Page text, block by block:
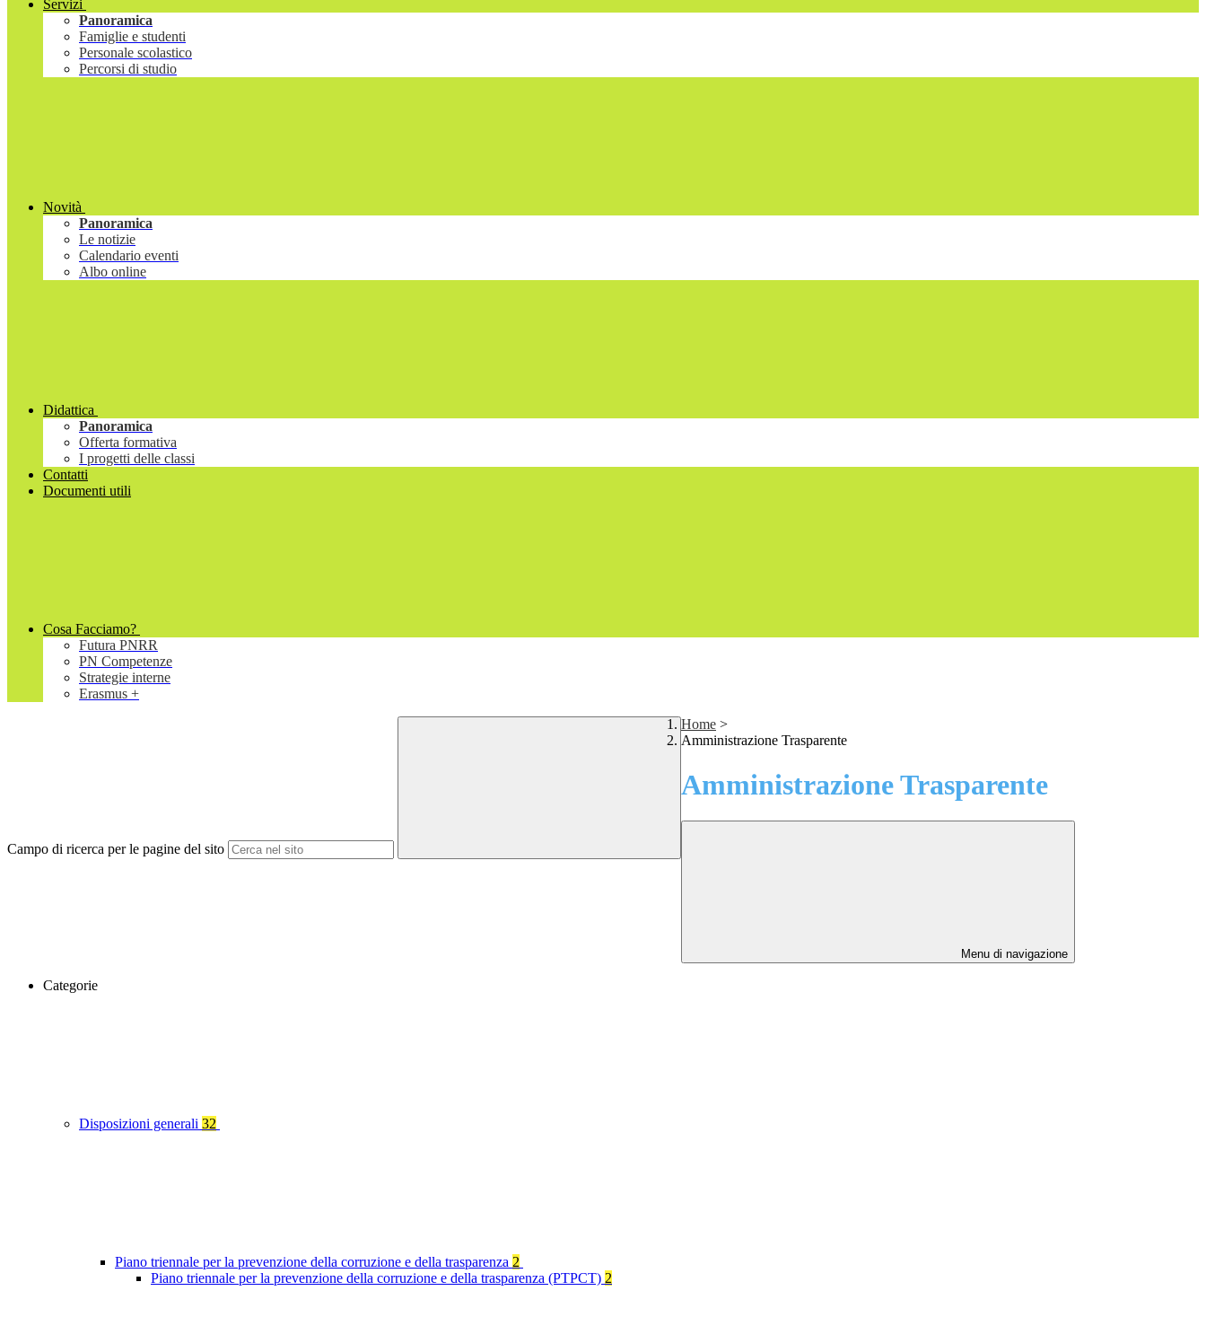
Servizi
Panoramica
Famiglie e studenti
Personale scolastico
Percorsi di studio
Novità
Panoramica
Le notizie
Calendario eventi
Albo online
Didattica
Panoramica
Offerta formativa
I progetti delle classi
Contatti
Documenti utili
Cosa Facciamo?
Futura PNRR
PN Competenze
Strategie interne
Erasmus +
Campo di ricerca per le pagine del sito
Home >
Amministrazione Trasparente
Amministrazione Trasparente
Menu di navigazione
Categorie
Disposizioni generali 32
Piano triennale per la prevenzione della corruzione e della trasparenza 2
Piano triennale per la prevenzione della corruzione e della trasparenza (PTPCT) 2